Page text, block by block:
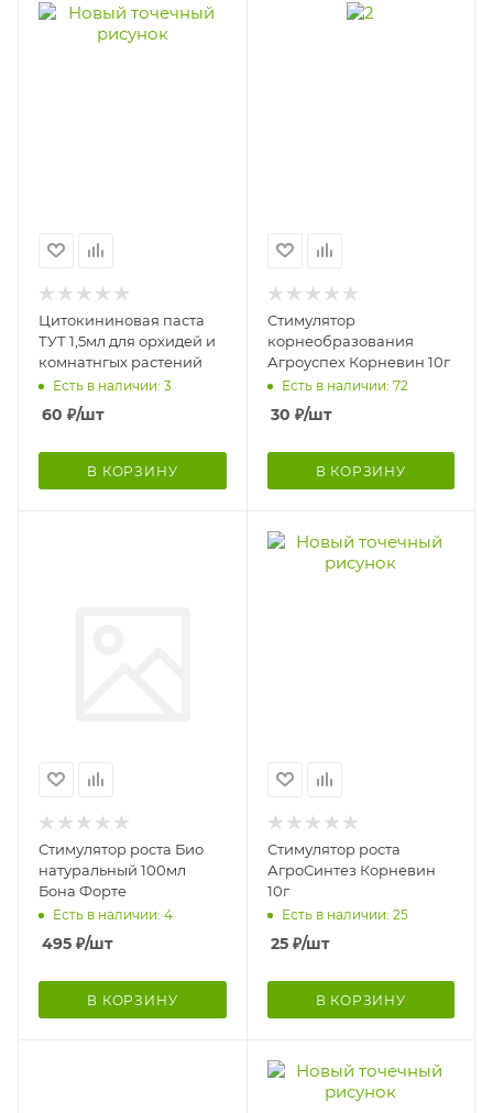
Цитокининовая паста
ТУТ 1,5мл для орхидей и
комнатнгых растений
Есть в наличии: 3
60 ₽/шт
В КОРЗИНУ
Стимулятор
корнеобразования
Агроуспех Корневин 10г
Есть в наличии: 72
30 ₽/шт
В КОРЗИНУ
Стимулятор роста Био
натуральный 100мл
Бона Форте
Есть в наличии: 4
495 ₽/шт
В КОРЗИНУ
Стимулятор роста
АгроСинтез Корневин
10г
Есть в наличии: 25
25₽/шт
В КОРЗИНУ